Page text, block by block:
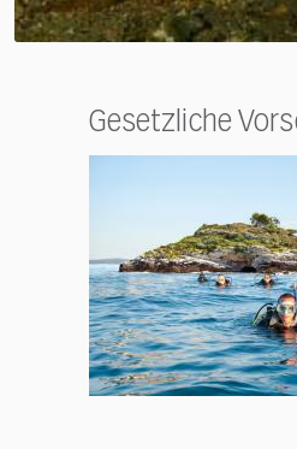
Gesetzliche